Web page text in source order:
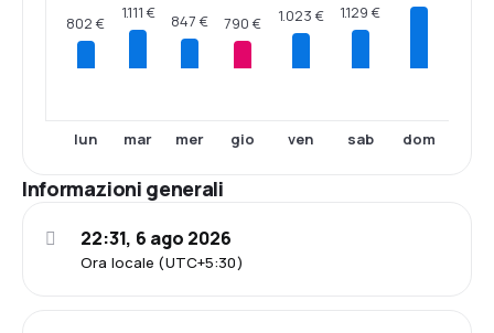
802 €
lun
1.111 €
mar
847 €
mer
790 €
gio
1.023 €
ven
1.129 €
sab dom
Informazioni generali
Ora locale (UTC+5:30)
22:31, 6 ago 2026